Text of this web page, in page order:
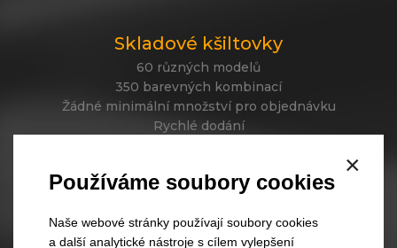
×
Používáme soubory cookies
Naše webové stránky používají soubory cookies
a další analytické nástroje s cílem vylepšení
Skladové kšiltovky
60 různých modelů
350 barevných kombinací
Žádné minimální množství pro objednávku
Rychlé dodání
Skladové čepice
45 různých modelů
330 barevných kombinací